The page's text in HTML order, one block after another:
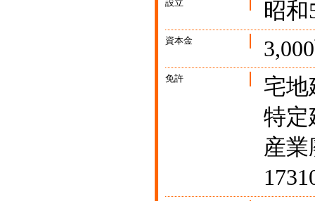
設立 昭和
資本金
免許
宅地
特定
産